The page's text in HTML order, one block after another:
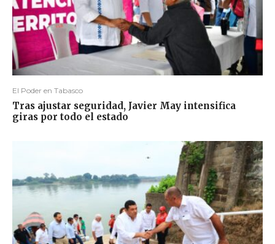
El Poder en Tabasco
Tras ajustar seguridad, Javier May intensifica
giras por todo el estado